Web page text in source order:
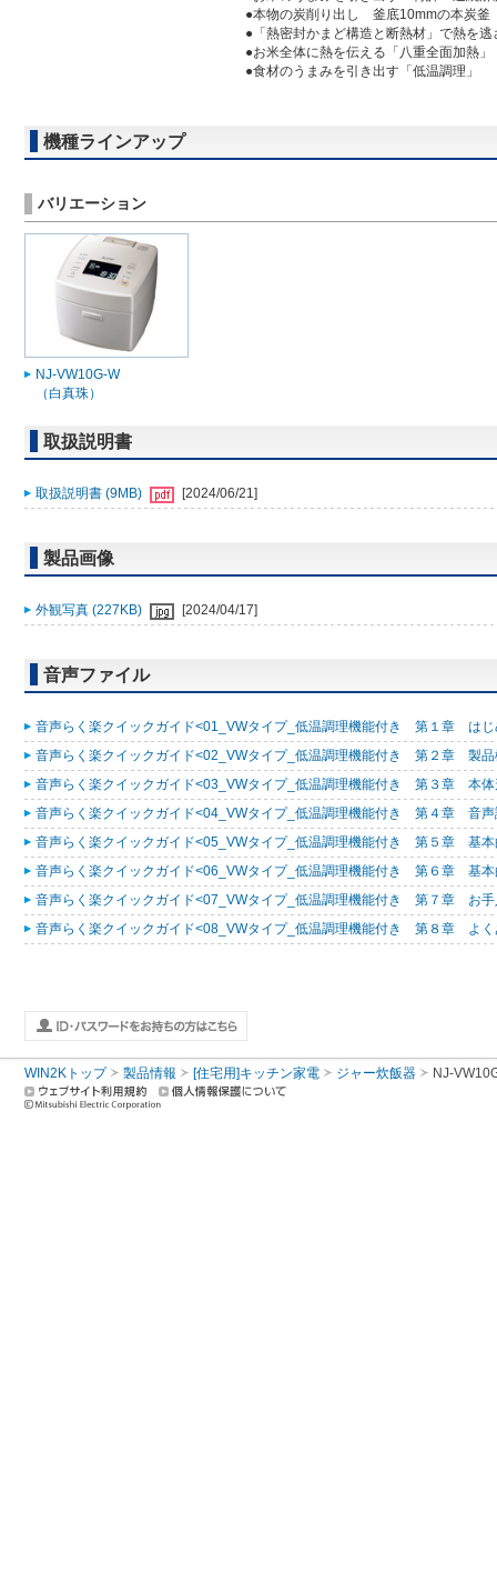
●本物の炭削り出し 釜底10mmの本炭釜
●「熱密封かまど構造と断熱材」で熱を逃
●お米全体に熱を伝える「八重全面加熱」
●食材のうまみを引き出す「低温調理」
機種ラインアップ
バリエーション
NJ-VW10G-W
（白真珠）
取扱説明書
取扱説明書 (9MB) [2024/06/21]
製品画像
外観写真 (227KB) [2024/04/17]
音声ファイル
音声らく楽クイックガイド<01_VWタイプ_低温調理機能付き 第１章 は
音声らく楽クイックガイド<02_VWタイプ_低温調理機能付き 第２章 製
音声らく楽クイックガイド<03_VWタイプ_低温調理機能付き 第３章 本
音声らく楽クイックガイド<04_VWタイプ_低温調理機能付き 第４章 音
音声らく楽クイックガイド<05_VWタイプ_低温調理機能付き 第５章 基
音声らく楽クイックガイド<06_VWタイプ_低温調理機能付き 第６章 基
音声らく楽クイックガイド<07_VWタイプ_低温調理機能付き 第７章 お
音声らく楽クイックガイド<08_VWタイプ_低温調理機能付き 第８章 よ
WIN2Kトップ 製品情報 [住宅用]キッチン家電 ジャー炊飯器 NJ-